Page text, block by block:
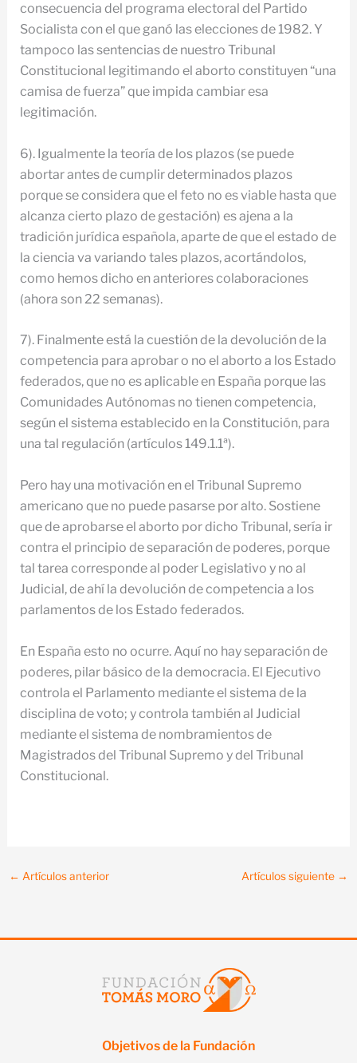
consecuencia del programa electoral del Partido
Socialista con el que ganó las elecciones de 1982. Y
tampoco las sentencias de nuestro Tribunal
Constitucional legitimando el aborto constituyen “una
camisa de fuerza” que impida cambiar esa
legitimación.
6). Igualmente la teoría de los plazos (se puede
abortar antes de cumplir determinados plazos
porque se considera que el feto no es viable hasta que
alcanza cierto plazo de gestación) es ajena a la
tradición jurídica española, aparte de que el estado de
la ciencia va variando tales plazos, acortándolos,
como hemos dicho en anteriores colaboraciones
(ahora son 22 semanas).
7). Finalmente está la cuestión de la devolución de la
competencia para aprobar o no el aborto a los Estado
federados, que no es aplicable en España porque las
Comunidades Autónomas no tienen competencia,
según el sistema establecido en la Constitución, para
una tal regulación (artículos 149.1.1ª).
Pero hay una motivación en el Tribunal Supremo
americano que no puede pasarse por alto. Sostiene
que de aprobarse el aborto por dicho Tribunal, sería ir
contra el principio de separación de poderes, porque
tal tarea corresponde al poder Legislativo y no al
Judicial, de ahí la devolución de competencia a los
parlamentos de los Estado federados.
En España esto no ocurre. Aquí no hay separación de
poderes, pilar básico de la democracia. El Ejecutivo
controla el Parlamento mediante el sistema de la
disciplina de voto; y controla también al Judicial
mediante el sistema de nombramientos de
Magistrados del Tribunal Supremo y del Tribunal
Constitucional.
← Artículos anterior Artículos siguiente →
Objetivos de la Fundación